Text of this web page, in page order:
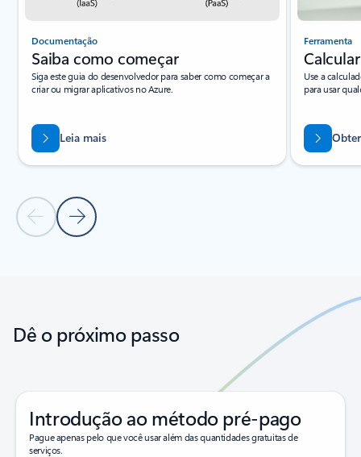
Slide AnteriorPróximo Slide
Documentação
Saiba como começar
Siga este guia do desenvolvedor para saber como começar a
criar ou migrar aplicativos no Azure.
Leia mais
Ferramenta
Use a
para usar
Dê o próximo passo
Introdução ao método pré-pago
Pague apenas pelo que você usar além das quantidades gratuitas de
serviços.